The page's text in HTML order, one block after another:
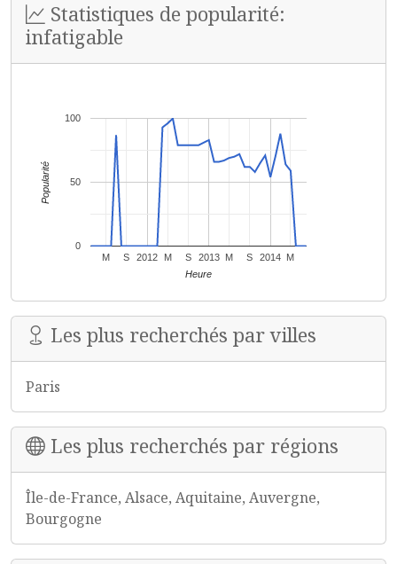
Statistiques de popularité:
infatigable
2012 2013 2014
M S M S M S M
0
50
100
Heure
Popularité
Les plus recherchés par villes
Paris
Les plus recherchés par régions
Île-de-France, Alsace, Aquitaine, Auvergne,
Bourgogne